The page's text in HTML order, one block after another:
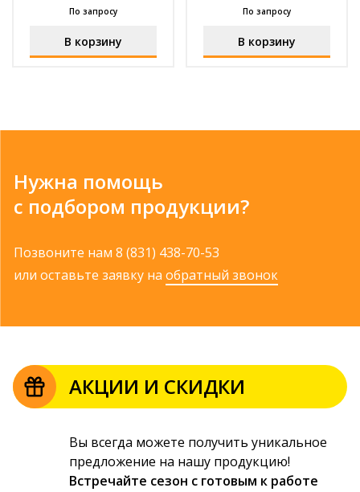
По запросу
В корзину
По запросу
В корзину
Нужна помощь
с подбором продукции?
Позвоните нам 8 (831) 438-70-53
или оставьте заявку на обратный звонок
АКЦИИ И СКИДКИ
Вы всегда можете получить уникальное
предложение на нашу продукцию!
Встречайте сезон с готовым к работе